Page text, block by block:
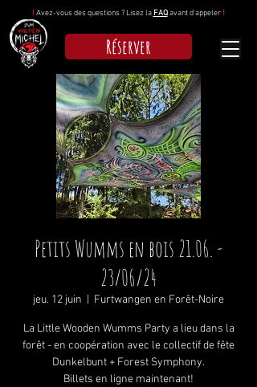
! Avez-vous des questions ? Lisez la FAQavant d'appeler !
Réserver
Petits Wumms en bois 21.06. -
23/06/24
jeu. 12 juin Furtwangen en Forêt-Noire
La Little Wooden Wumms Party a lieu dans la
forêt - en coopération avec le collectif de fête
Dunkelbunt + Forest Symphony.
Billets en ligne maintenant!